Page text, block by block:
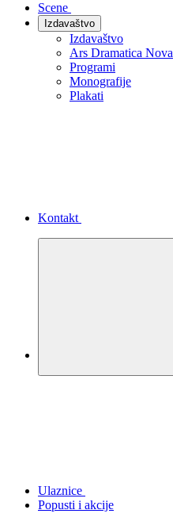
Scene
Izdavaštvo
Izdavaštvo
Ars Dramatica Nova
Programi
Monografije
Plakati
Kontakt
Ulaznice
Popusti i akcije